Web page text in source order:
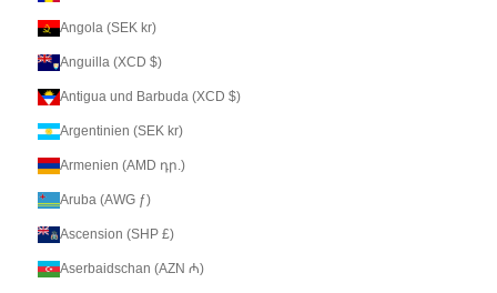
Angola (SEK kr)
Anguilla (XCD $)
Antigua und Barbuda (XCD $)
Argentinien (SEK kr)
Armenien (AMD դր.)
Aruba (AWG ƒ)
Ascension (SHP £)
Aserbaidschan (AZN ₼)